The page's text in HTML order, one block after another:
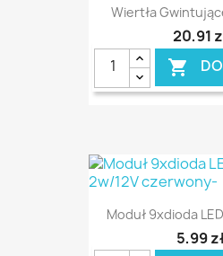
Wiertła
20,91

Moduł 9xdioda
5,99